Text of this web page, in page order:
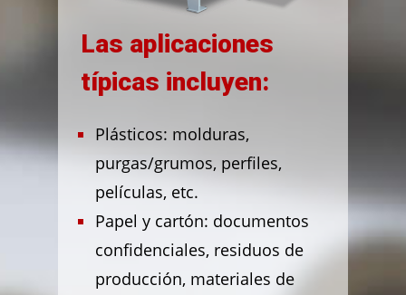
Las aplicaciones
típicas incluyen:
Plásticos: molduras,
purgas/grumos, perfiles,
películas, etc.
Papel y cartón: documentos
confidenciales, residuos de
producción, materiales de